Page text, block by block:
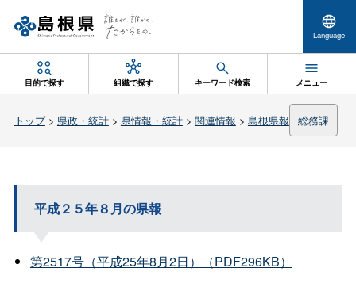
Language
目的で探す 組織で探す キーワード検索 メニュー
トップ> 県政・統計> 県情報・統計> 関連情報 > 島根県報 総務課
平成２５年８月の県報
第2517号（平成25年8月2日）（PDF296KB）